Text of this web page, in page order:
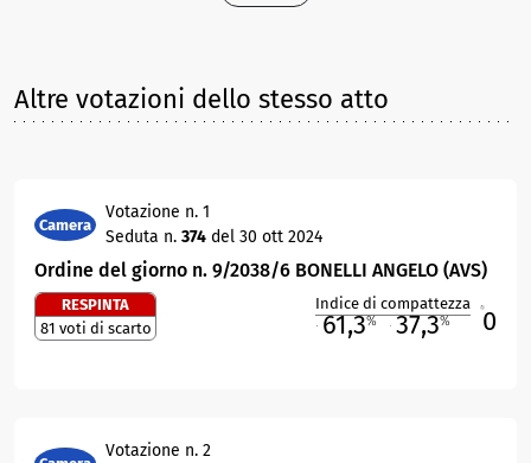
Altre votazioni dello stesso atto
Camera
Votazione n. 1
Seduta n. 374 del 30 ott 2024
Ordine del giorno n. 9/2038/6 BONELLI ANGELO (AVS)
RESPINTA
81 voti di scarto
Indice di compattezza
61,3% 37,3% 0
Votazione n. 2